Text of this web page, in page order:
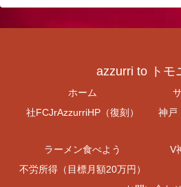
azzurri to トモ
ホーム
社FCJrAzzurriHP（復刻）
神戸
ラーメン食べよう
V
不労所得（目標月額20万円）